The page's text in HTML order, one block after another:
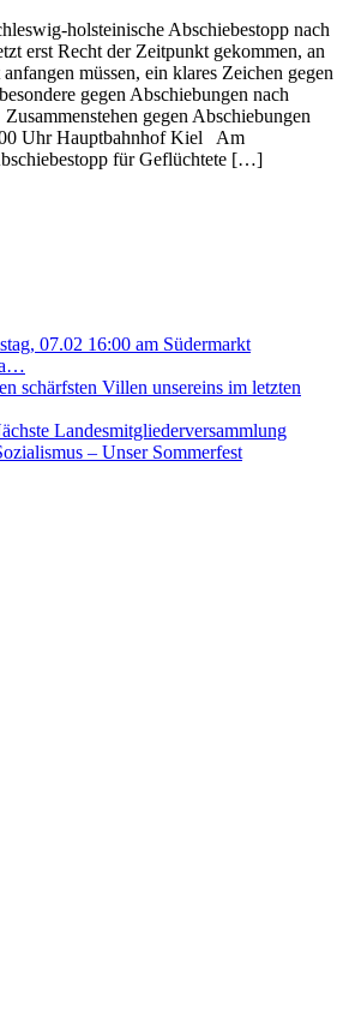
holsteinische Abschiebestopp nach
erst Recht der Zeitpunkt gekommen, an
müssen, ein klares Zeichen gegen
gegen Abschiebungen nach
gegen Abschiebungen
Uhr Hauptbahnhof Kiel Am
für Geflüchtete […]
07.02 16:00 am Südermarkt
schärfsten Villen unsereins im letzten
Landesmitgliederversammlung
– Unser Sommerfest